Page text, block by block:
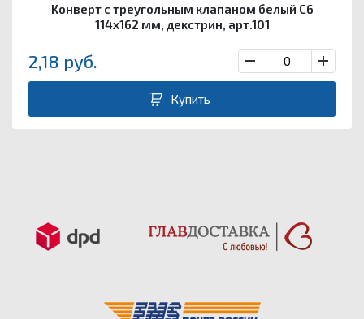
Конверт с треугольным клапаном белый С6
114х162 мм, декстрин, арт.101
2,18 руб.
Купить